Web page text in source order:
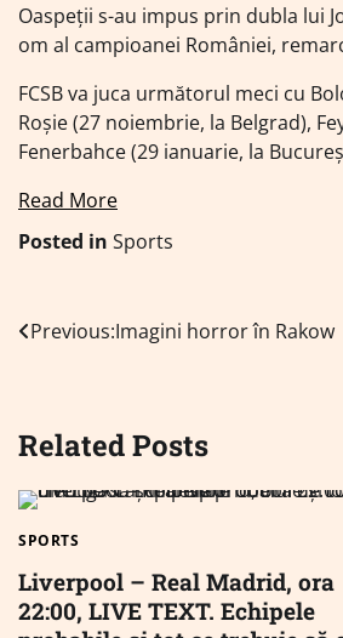
Oaspeţii s-au impus prin dubla lui
om al campioanei României,
FCSB va juca următorul meci cu
Roşie (27 noiembrie, la Belgrad),
Fenerbahce (29 ianuarie, la
Read More
Posted in Sports
Navigare
articole
Previous:Imagini horror în Rakow
Related Posts
SPORTS
Liverpool – Real Madrid, ora
22:00, LIVE TEXT. Echipele